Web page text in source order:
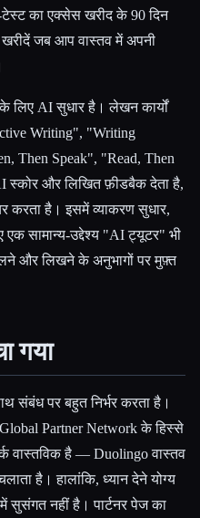
टेस्ट का एक्सेस खरीद के 90 दिन
खरीदें जब आप वास्तव में अपनी
लिए AI सुधार है। लेखन कार्यों
Writing", "Writing
Then Speak", "Read, Then
स्कोर और लिखित फ़ीडबैक देता है,
करता है। इसमें व्याकरण सुधार,
सामान्य-उद्देश्य "AI ट्यूटर" भी
और लिखने के अनुभागों पर मुफ़्त
गया
संबंध पर बहुत निर्भर करता है।
Partner Network के हिस्से
वास्तविक है — Duolingo वास्तव
है। हालांकि, ध्यान देने योग्य
सुसंगत नहीं है। पार्टनर पेज का